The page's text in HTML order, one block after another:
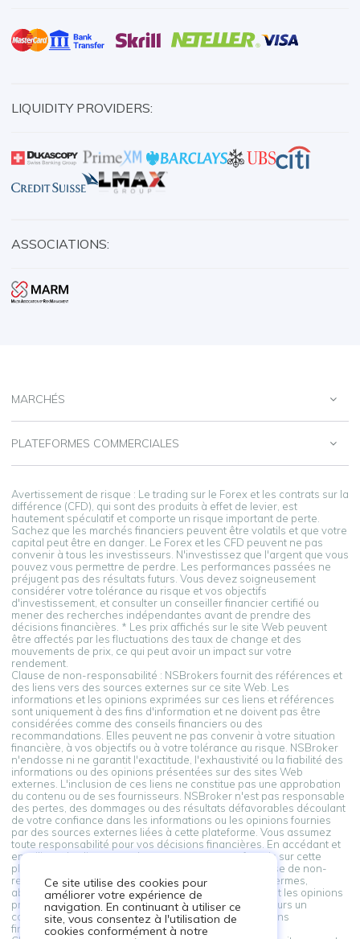
LIQUIDITY PROVIDERS:
ASSOCIATIONS:
MARCHÉS
PLATEFORMES COMMERCIALES
Avertissement de risque : Le trading sur le Forex et les contrats sur la
différence (CFD), qui sont des produits à effet de levier, est
hautement spéculatif et comporte un risque important de perte.
Sachez que les marchés financiers peuvent être volatils et que votre
capital peut être en danger. Le Forex et les CFD peuvent ne pas
convenir à tous les investisseurs. N'investissez que l'argent que vous
pouvez vous permettre de perdre. Les performances passées ne
préjugent pas des résultats futurs. Vous devez soigneusement
considérer votre tolérance au risque et vos objectifs
d'investissement, et consulter un conseiller financier certifié ou
mener des recherches indépendantes avant de prendre des
décisions financières. * Les prix affichés sur le site Web peuvent
être affectés par les fluctuations des taux de change et des
mouvements de prix, ce qui peut avoir un impact sur votre
rendement.
Clause de non-responsabilité : NSBrokers fournit des références et
des liens vers des sources externes sur ce site Web. Les
informations et les opinions exprimées sur ces liens et références
sont uniquement à des fins d'information et ne doivent pas être
considérées comme des conseils financiers ou des
recommandations. Elles peuvent ne pas convenir à votre situation
financière, à vos objectifs ou à votre tolérance au risque. NSBroker
n'endosse ni ne garantit l'exactitude, l'exhaustivité ou la fiabilité des
informations ou des opinions présentées sur des sites Web
externes. L'inclusion de ces liens ne constitue pas une approbation
du contenu ou de ses fournisseurs. NSBroker n'est pas responsable
des pertes, des dommages ou des résultats défavorables découlant
de votre confiance dans les informations ou les opinions fournies
par des sources externes liées à cette plateforme. Vous assumez
toute responsabilité pour vos décisions financières. En accédant et
en utilisant les liens vers des sources externes fournis sur cette
plateforme, vous reconnaissez et acceptez cette clause de non-
responsabilité. Si vous n'êtes pas d'accord avec ces termes,
abstenez-vous de vous appuyer sur les informations et les opinions
présentées par des sources externes. Consultez toujours un
conseiller professionnel avant de prendre des décisions
financières.
Ce site utilise des cookies pour
améliorer votre expérience de
navigation. En continuant à utiliser ce
site, vous consentez à l'utilisation de
cookies conformément à notre